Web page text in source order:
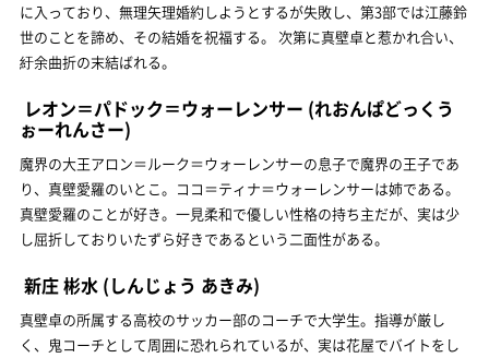
に入っており、無理矢理婚約しようとするが失敗し、第3部では江藤鈴
世のことを諦め、その結婚を祝福する。 次第に真壁卓と惹かれ合い、
紆余曲折の末結ばれる。
レオン＝パドック＝ウォーレンサー (れおんぱどっくう
ぉーれんさー)
魔界の大王アロン＝ルーク＝ウォーレンサーの息子で魔界の王子であ
り、真壁愛羅のいとこ。ココ＝ティナ＝ウォーレンサーは姉である。
真壁愛羅のことが好き。一見柔和で優しい性格の持ち主だが、実は少
し屈折しておりいたずら好きであるという二面性がある。
新庄 彬水 (しんじょう あきみ)
真壁卓の所属する高校のサッカー部のコーチで大学生。指導が厳し
く、鬼コーチとして周囲に恐れられているが、実は花屋でバイトをし